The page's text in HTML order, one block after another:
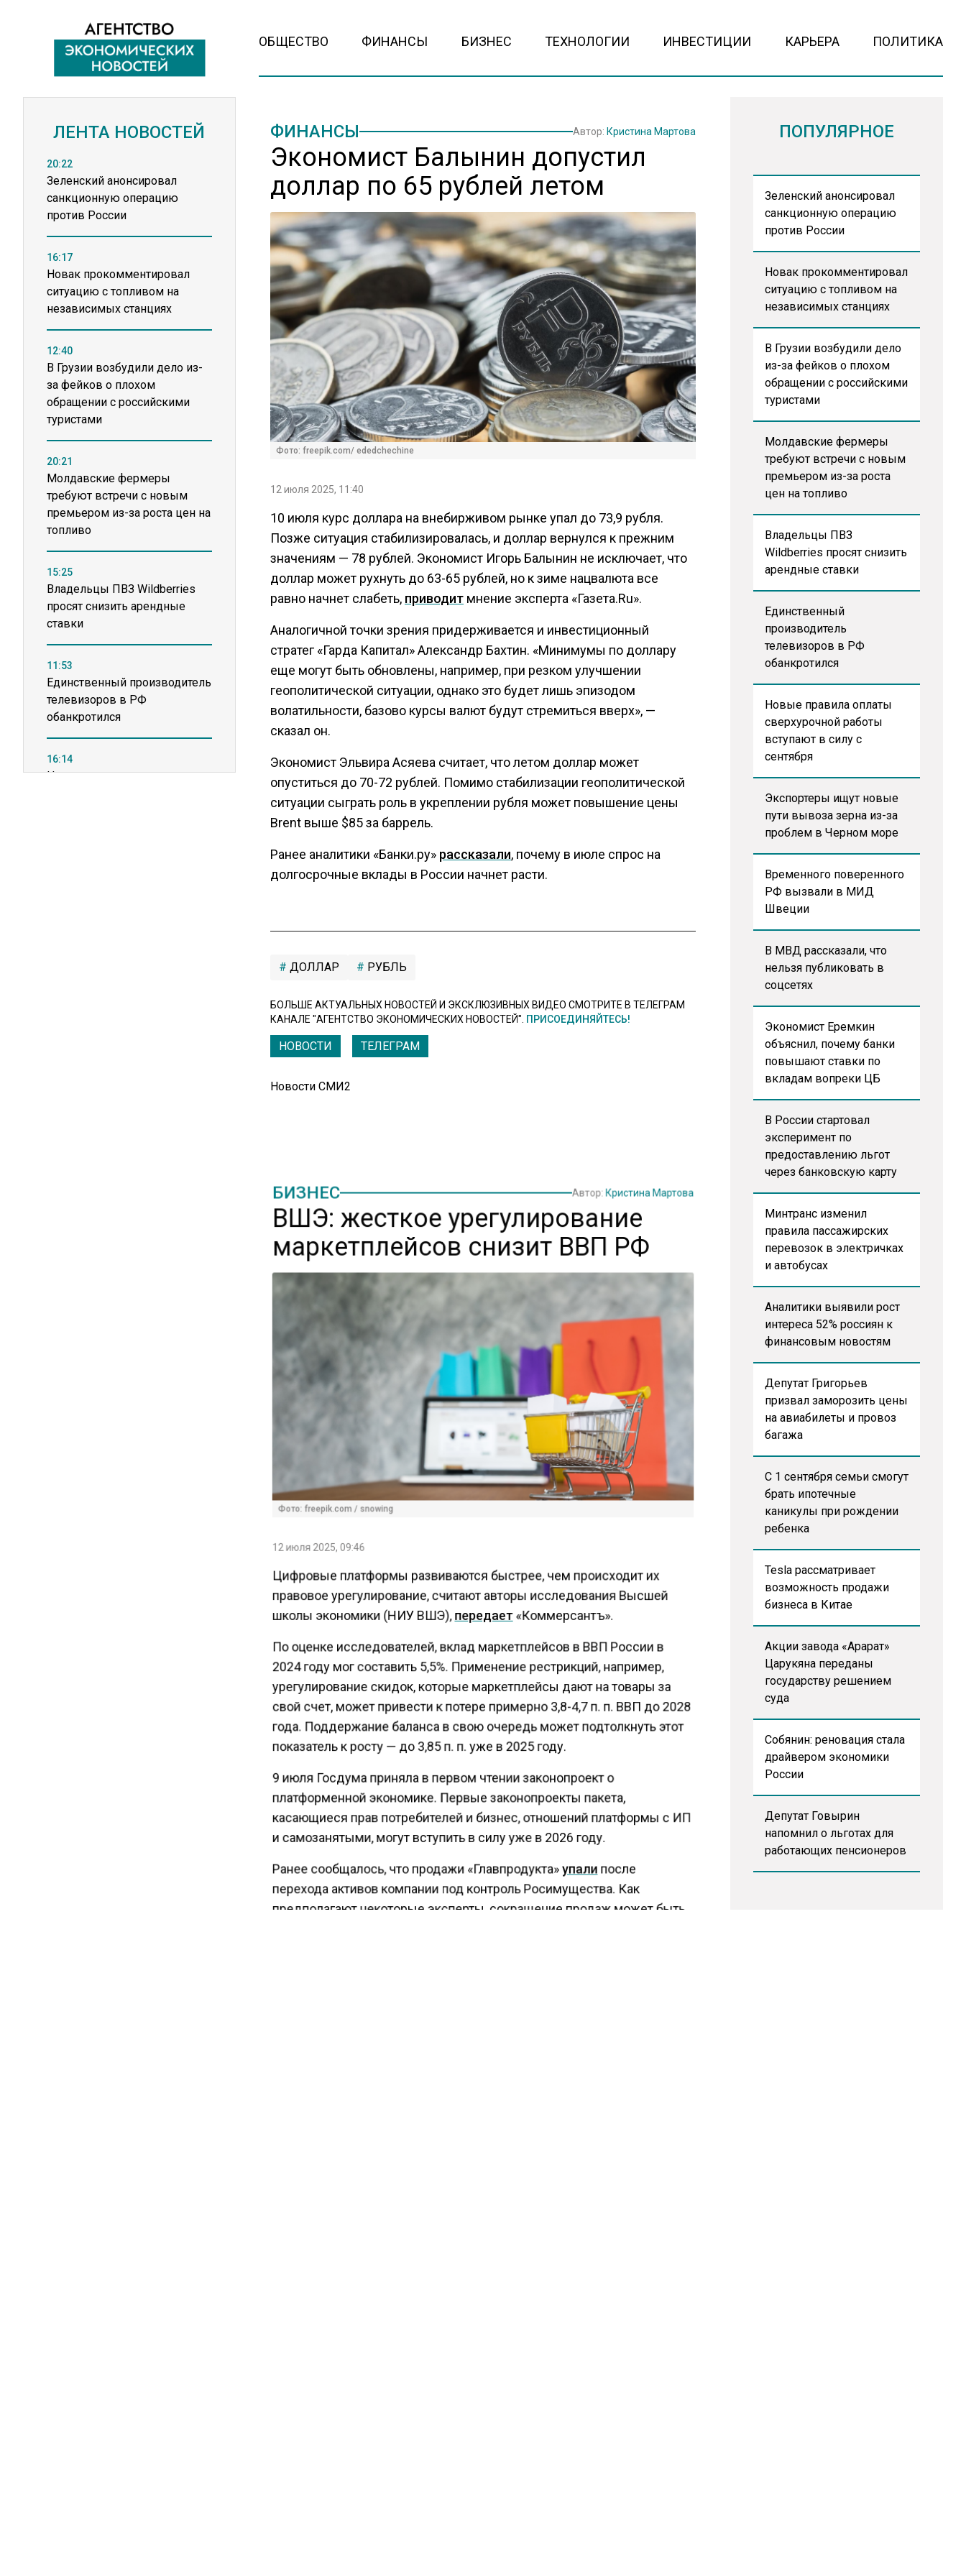
ОБЩЕСТВО ФИНАНСЫ БИЗНЕС ТЕХНОЛОГИИ ИНВЕСТИЦИИ КАРЬЕРА ПОЛИТИКА
ЛЕНТА НОВОСТЕЙ
20:22
Зеленский анонсировал
санкционную операцию
против России
16:17
Новак прокомментировал
ситуацию с топливом на
независимых станциях
12:40
В Грузии возбудили дело из-
за фейков о плохом
обращении с российскими
туристами
20:21
Молдавские фермеры
требуют встречи с новым
премьером из-за роста цен на
топливо
15:25
Владельцы ПВЗ Wildberries
просят снизить арендные
ставки
11:53
Единственный производитель
телевизоров в РФ
обанкротился
16:14
Новые правила оплаты
ФИНАНСЫ Автор: Кристина Мартова
Экономист Балынин допустил
доллар по 65 рублей летом
Фото: freepik.com/ ededchechine
12 июля 2025, 11:40
10 июля курс доллара на внебирживом рынке упал до 73,9 рубля.
Позже ситуация стабилизировалась, и доллар вернулся к прежним
значениям — 78 рублей. Экономист Игорь Балынин не исключает, что
доллар может рухнуть до 63-65 рублей, но к зиме нацвалюта все
равно начнет слабеть, приводитмнение эксперта «Газета.Ru».
Аналогичной точки зрения придерживается и инвестиционный
стратег «Гарда Капитал» Александр Бахтин. «Минимумы по доллару
еще могут быть обновлены, например, при резком улучшении
геополитической ситуации, однако это будет лишь эпизодом
волатильности, базово курсы валют будут стремиться вверх», —
сказал он.
Экономист Эльвира Асяева считает, что летом доллар может
опуститься до 70-72 рублей. Помимо стабилизации геополитической
ситуации сыграть роль в укреплении рубля может повышение цены
Brent выше $85 за баррель.
Ранее аналитики «Банки.ру» рассказали, почему в июле спрос на
долгосрочные вклады в России начнет расти.
ДОЛЛАР РУБЛЬ
БОЛЬШЕ АКТУАЛЬНЫХ НОВОСТЕЙ И ЭКСКЛЮЗИВНЫХ ВИДЕО СМОТРИТЕ В ТЕЛЕГРАМ
КАНАЛЕ "АГЕНТСТВО ЭКОНОМИЧЕСКИХ НОВОСТЕЙ". ПРИСОЕДИНЯЙТЕСЬ!
НОВОСТИ ТЕЛЕГРАМ
Новости СМИ2
БИЗНЕС Автор:Кристина Мартова
ВШЭ: жесткое урегулирование
маркетплейсов снизит ВВП РФ
Фото: freepik.com / snowing
12 июля 2025, 09:46
Цифровые платформы развиваются быстрее, чем происходит их
правовое урегулирование, считают авторы исследования Высшей
школы экономики (НИУ ВШЭ), передает«Коммерсантъ».
По оценке исследователей, вклад маркетплейсов в ВВП России в
2024 году мог составить 5,5%. Применение рестрикций, например,
урегулирование скидок, которые маркетплейсы дают на товары за
свой счет, может привести к потере примерно 3,8-4,7 п. п. ВВП до 2028
года. Поддержание баланса в свою очередь может подтолкнуть этот
показатель к росту — до 3,85 п. п. уже в 2025 году.
9 июля Госдума приняла в первом чтении законопроект о
платформенной экономике. Первые законопроекты пакета,
касающиеся прав потребителей и бизнес, отношений платформы с ИП
и самозанятыми, могут вступить в силу уже в 2026 году.
Ранее сообщалось, что продажи «Главпродукта»упали после
перехода активов компании под контроль Росимущества. Как
предполагают некоторые эксперты, сокращение продаж может быть
ПОПУЛЯРНОЕ
Зеленский анонсировал
санкционную операцию
против России
Новак прокомментировал
ситуацию с топливом на
независимых станциях
В Грузии возбудили дело
из-за фейков о плохом
обращении с российскими
туристами
Молдавские фермеры
требуют встречи с новым
премьером из-за роста
цен на топливо
Владельцы ПВЗ
Wildberries просят снизить
арендные ставки
Единственный
производитель
телевизоров в РФ
обанкротился
Новые правила оплаты
сверхурочной работы
вступают в силу с
сентября
Экспортеры ищут новые
пути вывоза зерна из-за
проблем в Черном море
Временного поверенного
РФ вызвали в МИД
Швеции
В МВД рассказали, что
нельзя публиковать в
соцсетях
Экономист Еремкин
объяснил, почему банки
повышают ставки по
вкладам вопреки ЦБ
В России стартовал
эксперимент по
предоставлению льгот
через банковскую карту
Минтранс изменил
правила пассажирских
перевозок в электричках
и автобусах
Аналитики выявили рост
интереса 52% россиян к
финансовым новостям
Депутат Григорьев
призвал заморозить цены
на авиабилеты и провоз
багажа
С 1 сентября семьи смогут
брать ипотечные
каникулы при рождении
ребенка
Tesla рассматривает
возможность продажи
бизнеса в Китае
Акции завода «Арарат»
Царукяна переданы
государству решением
суда
Собянин: реновация стала
драйвером экономики
России
Депутат Говырин
напомнил о льготах для
работающих пенсионеров